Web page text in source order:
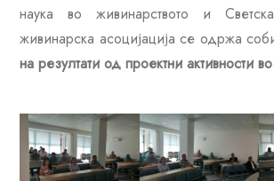
наука во живинарството и
живинарска асоцијација се одржа
на резултати од проектни активности